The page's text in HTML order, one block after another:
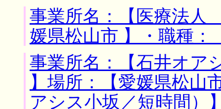
事業所名：【医療法
媛県松山市 】・職種：
事業所名：【石井オア
】場所：【愛媛県松山
アシス小坂／短時間）